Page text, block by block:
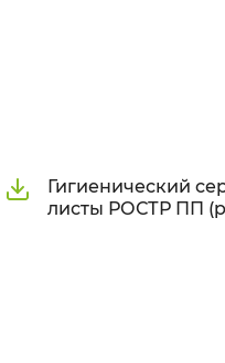
Гигиенический
листы РОСТР ПП